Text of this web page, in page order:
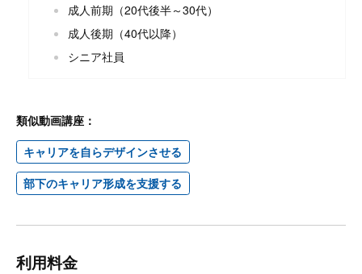
成人前期（20代後半～30代）
成人後期（40代以降）
シニア社員
類似動画講座：
キャリアを自らデザインさせる
部下のキャリア形成を支援する
利用料金